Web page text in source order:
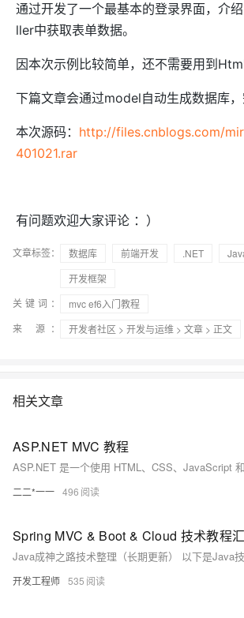
通过开发了一个最基本的登录界面，介
ller中获取表单数据。
因本次示例比较简单，还不需要用到
下篇文章会通过model自动生成数据库，
本次源码： http://files.cnblogs.com/
401021.rar
有问题欢迎大家评论 ：）
文章标签： 数据库 前端开发 .NET
开发框架
关键词：
mvc ef6入门教程
来 源：
开发者社区 > 开发与运维 > 文章 > 正文
相关文章
ASP.NET MVC 教程
二二*一一 496
Spring MVC & Boot & Cloud 技术教程汇
开发工程师 535